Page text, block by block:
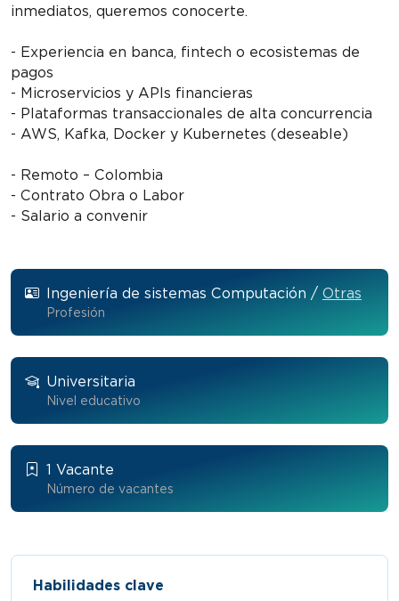
inmediatos, queremos conocerte.
- Experiencia en banca, fintech o ecosistemas de
pagos
- Microservicios y APIs financieras
- Plataformas transaccionales de alta concurrencia
- AWS, Kafka, Docker y Kubernetes (deseable)
- Remoto – Colombia
- Contrato Obra o Labor
- Salario a convenir
Ingeniería de sistemas Computación / Otras
Profesión
Universitaria
Nivel educativo
1 Vacante
Número de vacantes
Habilidades clave